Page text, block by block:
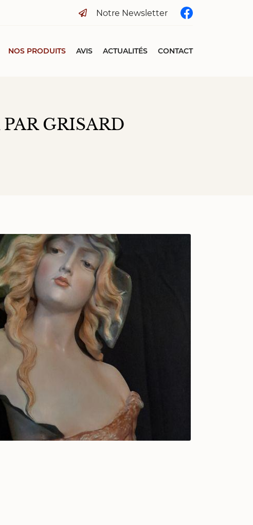
Notre Newsletter
NOS PRODUITS AVIS ACTUALITÉS CONTACT
GRISARD